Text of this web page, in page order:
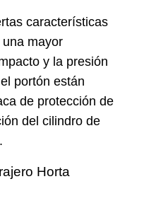
características
mayor
y la presión
portón están
de protección de
del cilindro de
Horta